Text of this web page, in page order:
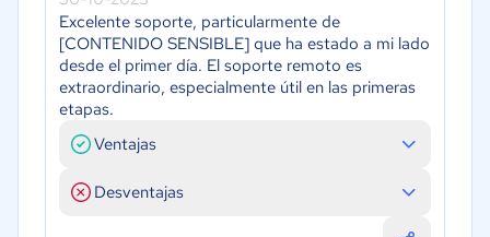
Excelente soporte, particularmente de
[CONTENIDO SENSIBLE] que ha estado a mi lado
desde el primer día. El soporte remoto es
extraordinario, especialmente útil en las primeras
etapas.
Ventajas
Desventajas